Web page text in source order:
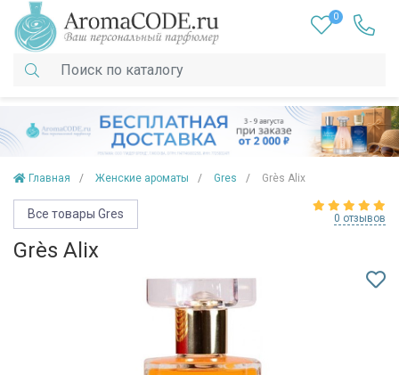
0
Главная Женские ароматы Gres Grès Alix
Все товары Gres 0 отзывов
Grès Alix